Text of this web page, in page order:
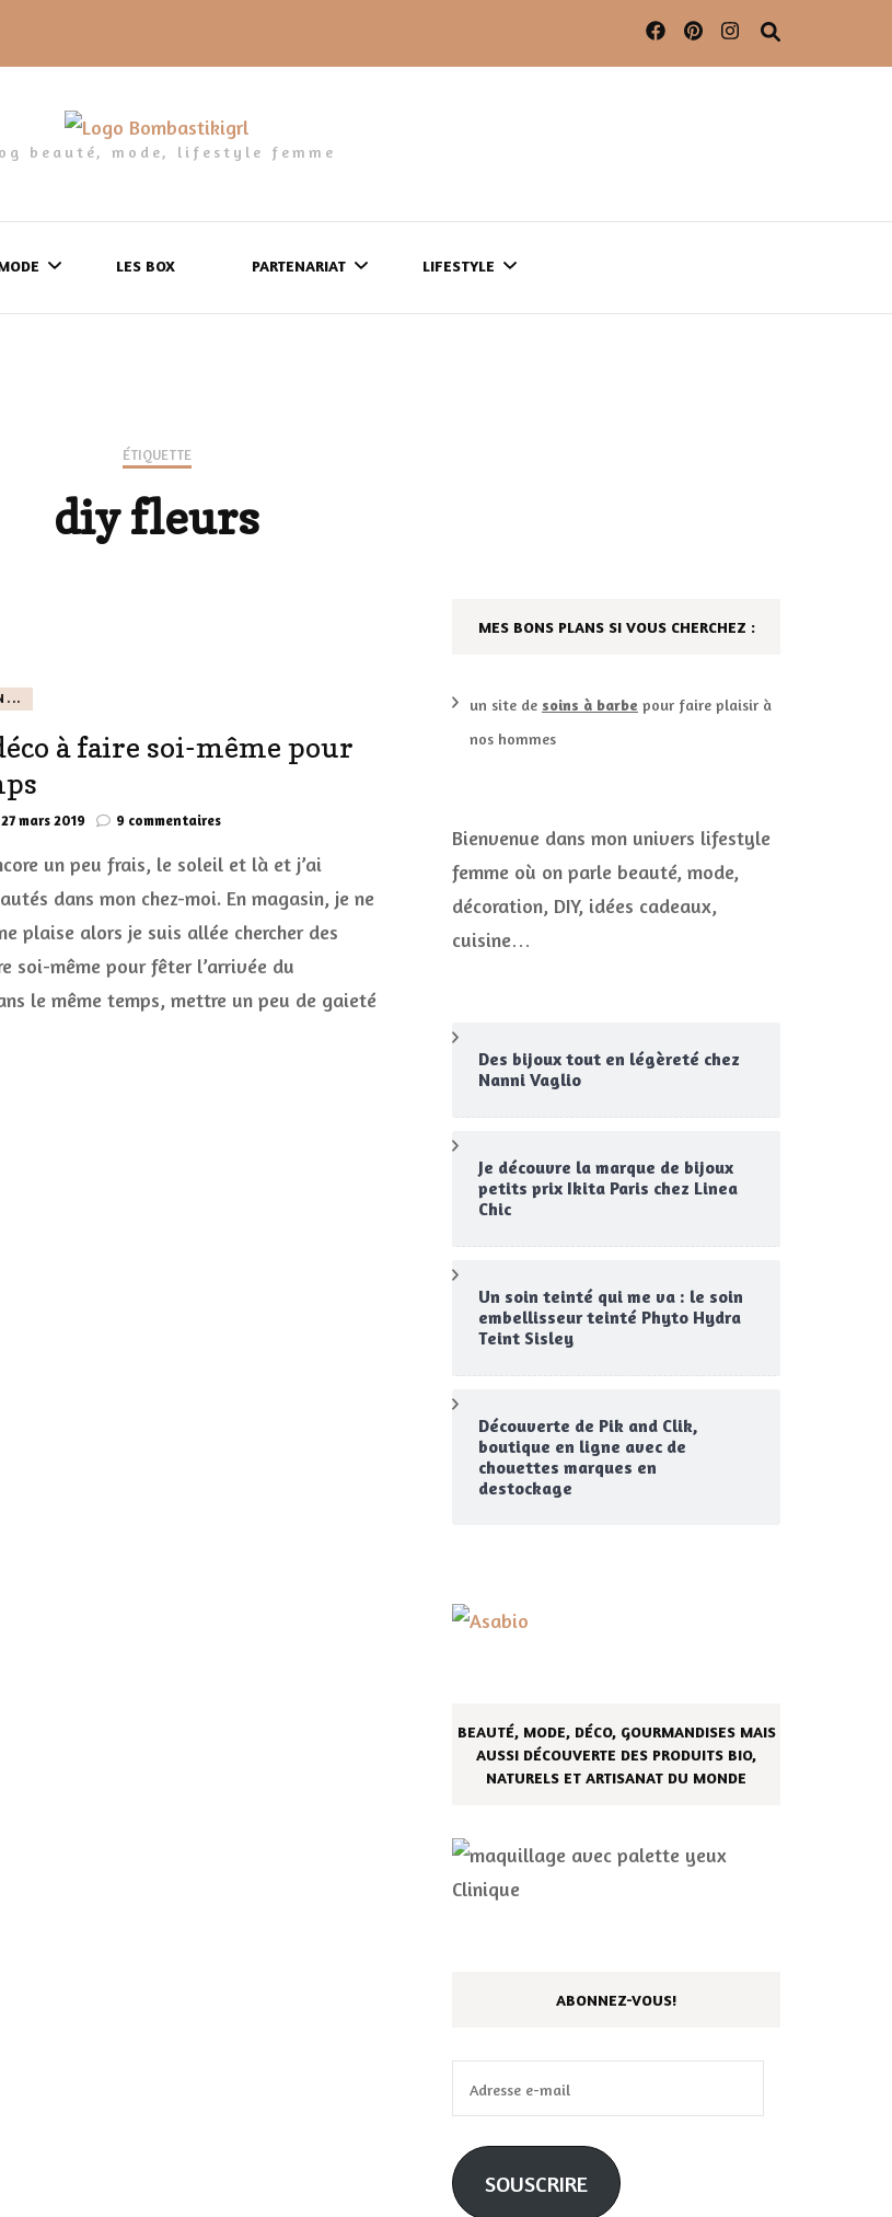
beauté, mode, lifestyle femme
LES GELS-DOUCHE
LES DÉOS
LES ACCESSOIRES
LES BOX PARTENARIAT LIFESTYLE
DIY ET CUISINE
LES CALENDRIERS DE
VIE PRATIQUE
JEUX CONCOURS
ÉTIQUETTE
diy fleurs
à faire soi-même pour
27 mars 2019 9 commentairessur
idées
à
faire
même
pour
un peu frais, le soleil et là et j’ai
dans mon chez-moi. En magasin, je ne
plaise alors je suis allée chercher des
soi-même pour fêter l’arrivée du
le même temps, mettre un peu de gaieté
MES BONS PLANS SI VOUS CHERCHEZ :
un site de soins à barbe pour faire plaisir à
nos hommes
Bienvenue dans mon univers lifestyle
femme où on parle beauté, mode,
décoration, DIY, idées cadeaux,
cuisine…
Des bijoux tout en légèreté chez
Nanni Vaglio
Je découvre la marque de bijoux
petits prix Ikita Paris chez Linea
Chic
Un soin teinté qui me va : le soin
embellisseur teinté Phyto Hydra
Teint Sisley
Découverte de Pik and Clik,
boutique en ligne avec de
chouettes marques en
destockage
BEAUTÉ, MODE, DÉCO, GOURMANDISES MAIS
AUSSI DÉCOUVERTE DES PRODUITS BIO,
NATURELS ET ARTISANAT DU MONDE
ABONNEZ-VOUS!
e-
mail
SOUSCRIRE